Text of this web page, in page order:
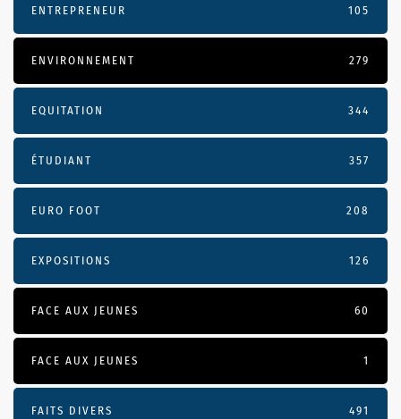
ENTREPRENEUR 105
ENVIRONNEMENT 279
EQUITATION 344
ÉTUDIANT 357
EURO FOOT 208
EXPOSITIONS 126
FACE AUX JEUNES 60
FACE AUX JEUNES 1
FAITS DIVERS 491